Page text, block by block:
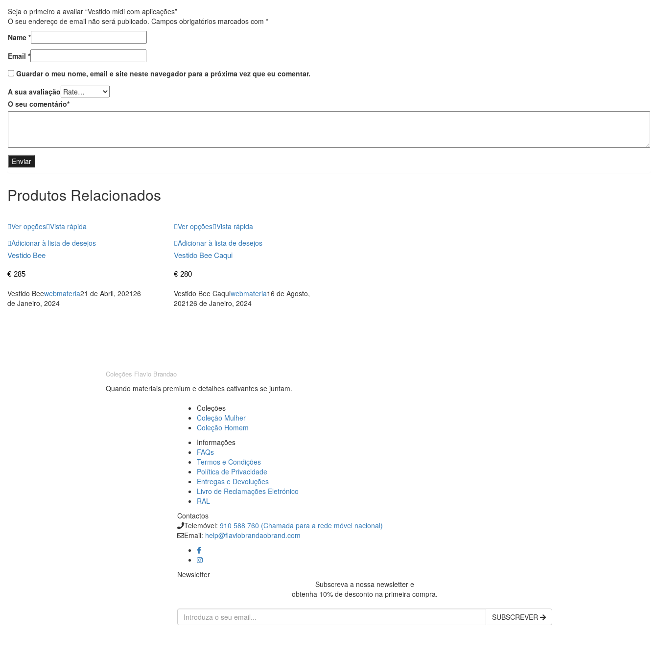
Seja o primeiro a avaliar “Vestido midi com aplicações”
O seu endereço de email não será publicado. Campos obrigatórios marcados com *
Name *
Email *
Guardar o meu nome, email e site neste navegador para a próxima vez que eu comentar.
A sua avaliação
O seu comentário*
Produtos Relacionados
Ver opções Vista rápida
Adicionar à lista de desejos
Vestido Bee
€ 285
Vestido Beewebmateria21 de Abril, 202126
de Janeiro, 2024
Ver opções Vista rápida
Adicionar à lista de desejos
Vestido Bee Caqui
€ 280
Vestido Bee Caquiwebmateria16 de Agosto,
202126 de Janeiro, 2024
Coleções Flavio Brandao
Quando materiais premium e detalhes cativantes se juntam.
Coleções
Coleção Mulher
Coleção Homem
Informações
FAQs
Termos e Condições
Política de Privacidade
Entregas e Devoluções
Livro de Reclamações Eletrónico
RAL
Contactos
Telemóvel: 910 588 760 (Chamada para a rede móvel nacional)
Email: help@flaviobrandaobrand.com
Newsletter
Subscreva a nossa newsletter e
obtenha 10% de desconto na primeira compra.
SUBSCREVER